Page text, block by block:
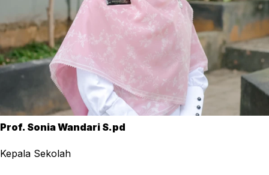
Prof. Sonia Wandari S.pd
Kepala Sekolah